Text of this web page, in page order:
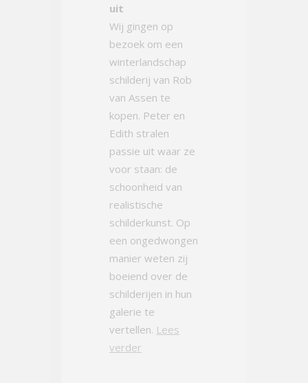
uit
Wij gingen op
bezoek om een
winterlandschap
schilderij van Rob
van Assen te
kopen. Peter en
Edith stralen
passie uit waar ze
voor staan: de
schoonheid van
realistische
schilderkunst. Op
een ongedwongen
manier weten zij
boeiend over de
schilderijen in hun
galerie te
vertellen. Lees
verder